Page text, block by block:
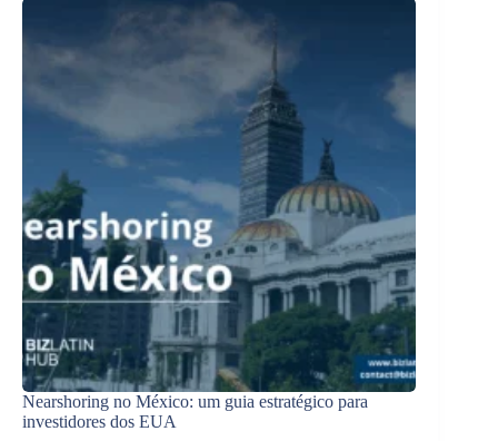
Nearshoring no México: um guia estratégico para
investidores dos EUA